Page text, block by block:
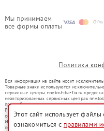
Мы принимаем
все формы оплаты
Политика
Вся информация на сайте носит
Товарные знаки используются
сервисные центры nnv.toshiba-fix.ru
неавторизованных сервисных центрах
правообладателями товарных знаков или
Ремонт осуществляется для устройств, уже
со статьей 1487 ГК РФ.
Использование товарных знаков не
потребителей в заблуждение, а служит для
Этот сайт использует
ознакомиться с правилами